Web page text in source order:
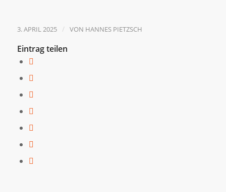
3. APRIL 2025 / VON HANNES PIETZSCH
Eintrag teilen